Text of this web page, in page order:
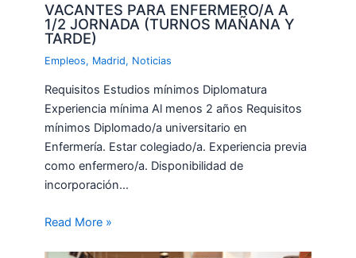
VACANTES PARA ENFERMERO/A A
1/2 JORNADA (TURNOS MAÑANA Y
TARDE)
Empleos, Madrid, Noticias
Requisitos Estudios mínimos Diplomatura
Experiencia mínima Al menos 2 años Requisitos
mínimos Diplomado/a universitario en
Enfermería. Estar colegiado/a. Experiencia previa
como enfermero/a. Disponibilidad de
incorporación…
Read More »